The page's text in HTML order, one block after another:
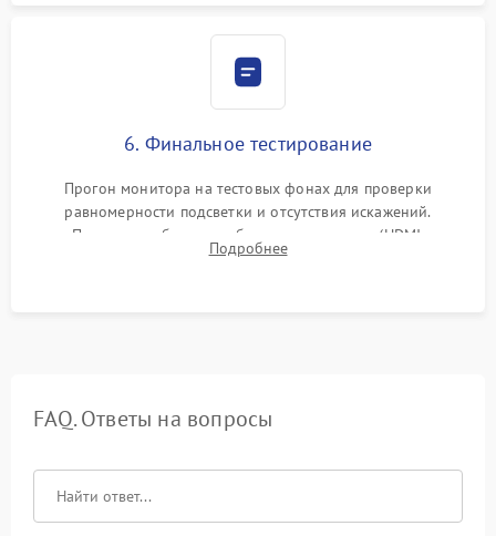
6. Финальное тестирование
Прогон монитора на тестовых фонах для проверки
равномерности подсветки и отсутствия искажений.
Проверка работоспособности всех портов (HDMI,
DisplayPort, VGA) и кнопок управления под нагрузкой в
Подробнее
FAQ. Ответы на вопросы